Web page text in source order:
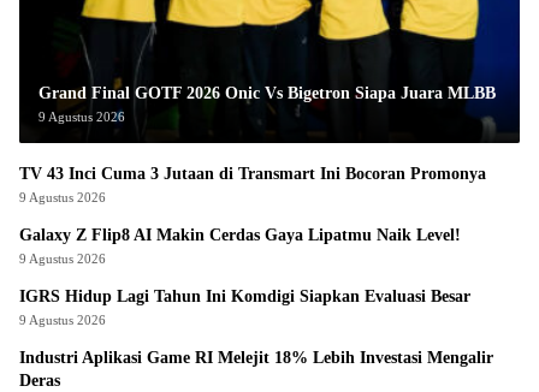
Grand Final GOTF 2026 Onic Vs Bigetron Siapa Juara MLBB
9 Agustus 2026
TV 43 Inci Cuma 3 Jutaan di Transmart Ini Bocoran Promonya
9 Agustus 2026
Galaxy Z Flip8 AI Makin Cerdas Gaya Lipatmu Naik Level!
9 Agustus 2026
IGRS Hidup Lagi Tahun Ini Komdigi Siapkan Evaluasi Besar
9 Agustus 2026
Industri Aplikasi Game RI Melejit 18% Lebih Investasi Mengalir
Deras